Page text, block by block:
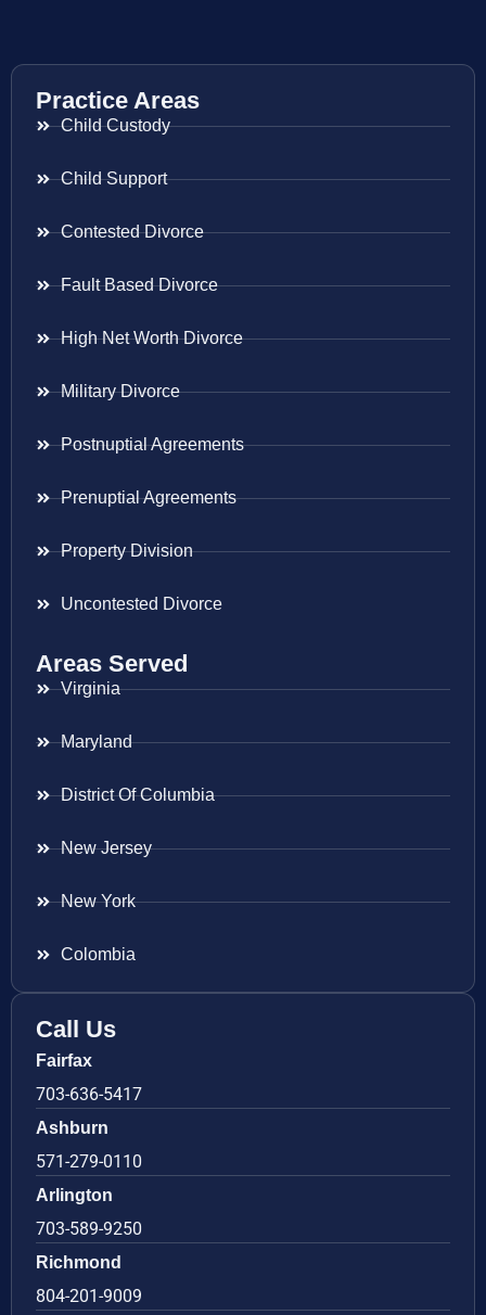
Practice Areas
Child Custody
Child Support
Contested Divorce
Fault Based Divorce
High Net Worth Divorce
Military Divorce
Postnuptial Agreements
Prenuptial Agreements
Property Division
Uncontested Divorce
Areas Served
Virginia
Maryland
District Of Columbia
New Jersey
New York
Colombia
Call Us
Fairfax
703-636-5417
Ashburn
571-279-0110
Arlington
703-589-9250
Richmond
804-201-9009